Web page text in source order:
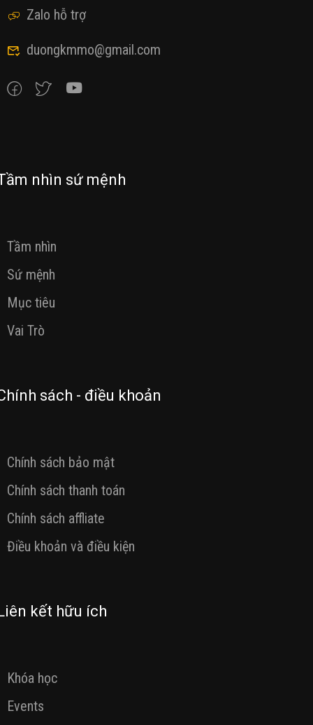
Zalo hỗ trợ
duongkmmo@gmail.com
nhìn sứ mệnh
Tầm nhìn
Sứ mệnh
Mục tiêu
Vai Trò
sách - điều khoản
Chính sách bảo mật
Chính sách thanh toán
Chính sách affliate
Điều khoản và điều kiện
kết hữu ích
Khóa học
Events